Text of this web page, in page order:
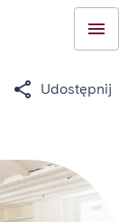
Udostępnij